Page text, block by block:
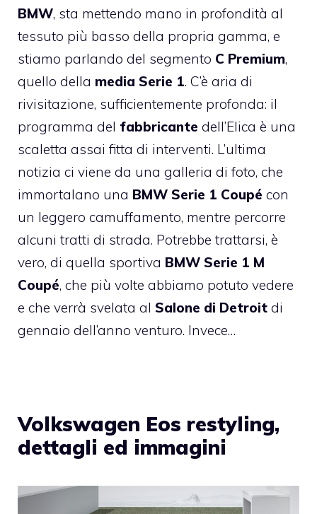
BMW, sta mettendo mano in profondità al
tessuto più basso della propria gamma, e
stiamo parlando del segmento C Premium,
quello della media Serie 1. C’è aria di
rivisitazione, sufficientemente profonda: il
programma del fabbricante dell’Elica è una
scaletta assai fitta di interventi. L’ultima
notizia ci viene da una galleria di foto, che
immortalano una BMW Serie 1 Coupé con
un leggero camuffamento, mentre percorre
alcuni tratti di strada. Potrebbe trattarsi, è
vero, di quella sportiva BMW Serie 1 M
Coupé, che più volte abbiamo potuto vedere
e che verrà svelata al Salone di Detroit di
gennaio dell’anno venturo. Invece…
Volkswagen Eos restyling,
dettagli ed immagini